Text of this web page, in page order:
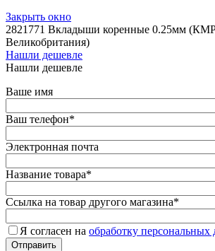
Закрыть окно
2821771 Вкладыши коренные 0.25мм
Великобритания)
Нашли дешевле
Нашли дешевле
Ваше имя
Ваш телефон*
Электронная почта
Название товара*
Ссылка на товар другого магазина*
Я согласен на обработку персональных